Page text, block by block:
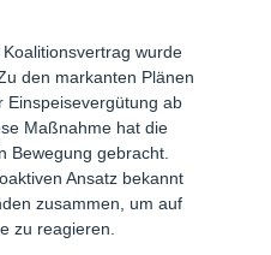
wurde
den markanten Plänen
Einspeisevergütung ab
Maßnahme hat die
Bewegung gebracht.
Ansatz bekannt
zusammen, um auf
zu reagieren.